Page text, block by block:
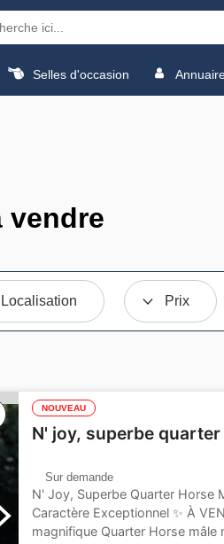
Selles d'occasion
vendre
Localisation Prix
NOUVEAU
N' joy, superbe
Sur demande
N' Joy, Superbe Quarter Horse
Caractère Exceptionnel ✨ À
magnifique Quarter Horse mâle